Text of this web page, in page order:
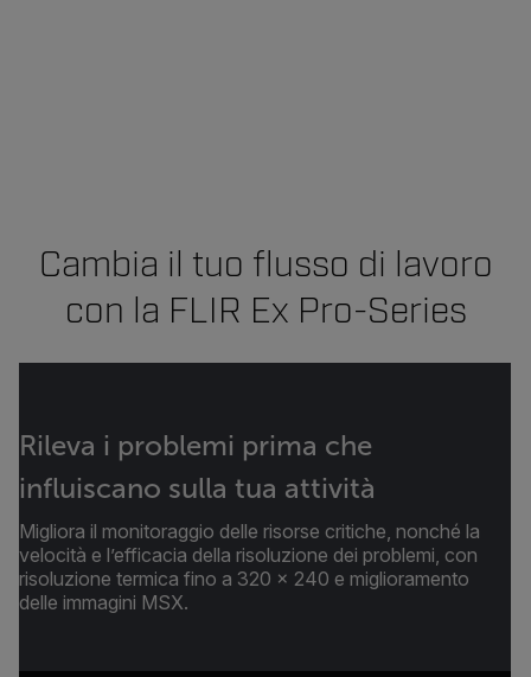
Cambia il tuo flusso di lavoro
con la FLIR Ex Pro-Series
Rileva i problemi prima che
influiscano sulla tua attività
Migliora il monitoraggio delle risorse critiche, nonché la
velocità e l’efficacia della risoluzione dei problemi, con
risoluzione termica fino a 320 × 240 e miglioramento
delle immagini MSX.